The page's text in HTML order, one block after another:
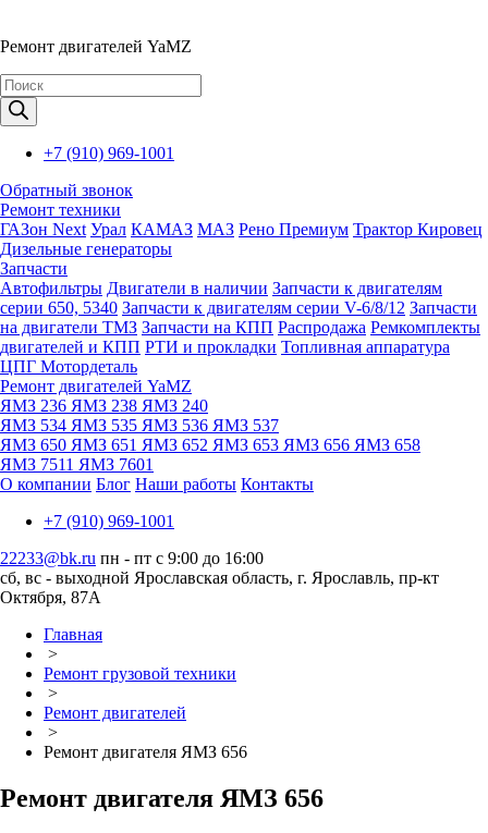
Ремонт двигателей YaMZ
Поиск
товаров
+7 (910) 969-1001
Обратный звонок
Ремонт техники
ГАЗон Next Урал КАМАЗ МАЗ Рено Премиум Трактор Кировец
Дизельные генераторы
Запчасти
Автофильтры Двигатели в наличии Запчасти к двигателям
серии 650, 5340 Запчасти к двигателям серии V-6/8/12 Запчасти
на двигатели ТМЗ Запчасти на КПП Распродажа Ремкомплекты
двигателей и КПП РТИ и прокладки Топливная аппаратура
ЦПГ Мотордеталь
Ремонт двигателей YaMZ
ЯМЗ 236 ЯМЗ 238 ЯМЗ 240
ЯМЗ 534 ЯМЗ 535 ЯМЗ 536 ЯМЗ 537
ЯМЗ 650 ЯМЗ 651 ЯМЗ 652 ЯМЗ 653 ЯМЗ 656 ЯМЗ 658
ЯМЗ 7511 ЯМЗ 7601
О компании Блог Наши работы Контакты
+7 (910) 969-1001
22233@bk.ru пн - пт с 9:00 до 16:00
сб, вс - выходной Ярославская область, г. Ярославль, пр-кт
Октября, 87А
Главная
>
Ремонт грузовой техники
>
Ремонт двигателей
>
Ремонт двигателя ЯМЗ 656
Ремонт двигателя ЯМЗ 656